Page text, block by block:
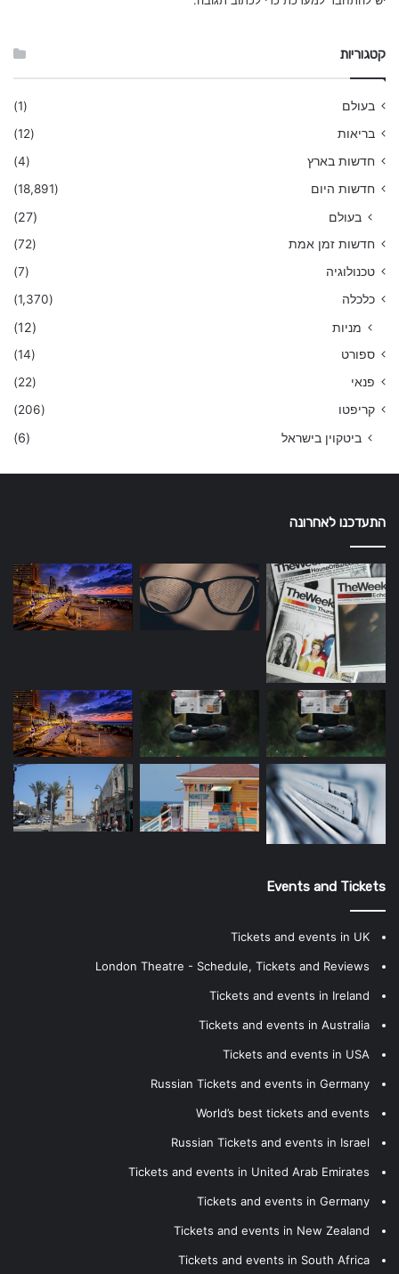
קטגוריות
בעולם
(1)
בריאות
(12)
חדשות בארץ
(4)
חדשות היום
(18,891)
בעולם (27)
חדשות זמן אמת
(72)
טכנולוגיה
(7)
כלכלה
(1,370)
מניות (12)
ספורט
(14)
פנאי
(22)
קריפטו
(206)
ביטקוין בישראל (6)
התעדכנו לאחרונה
Events and Tickets
Tickets and events in UK
London Theatre - Schedule, Tickets and Reviews
Tickets and events in Ireland
Tickets and events in Australia
Tickets and events in USA
Russian Tickets and events in Germany
World’s best tickets and events
Russian Tickets and events in Israel
Tickets and events in United Arab Emirates
Tickets and events in Germany
Tickets and events in New Zealand
Tickets and events in South Africa